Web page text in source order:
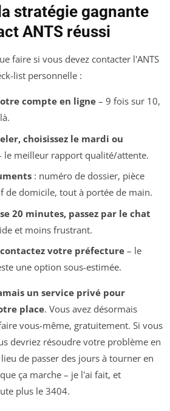
stratégie gagnante
ANTS réussi
faire si vous devez contacter l'ANTS
list personnelle :
compte en ligne– 9 fois sur 10,
choisissez le mardi ou
le meilleur rapport qualité/attente.
: numéro de dossier, pièce
de domicile, tout à portée de main.
20 minutes, passez par le chat
et moins frustrant.
contactez votre préfecture– le
une option sous-estimée.
un service privé pour
place. Vous avez désormais
vous-même, gratuitement. Si vous
devriez résoudre votre problème en
de passer des jours à tourner en
ça marche – je l'ai fait, et
plus le 3404.